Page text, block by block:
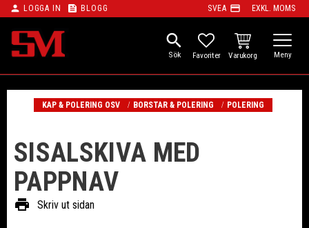
Meny
person LOGGA IN feed BLOGG SVEA payment EXKL. MOMS
search
FAVORITER
KUNDVAGN
KAP & POLERING OSV BORSTAR & POLERING POLERING
SISALSKIVA MED
PAPPNAV
print Skriv ut sidan